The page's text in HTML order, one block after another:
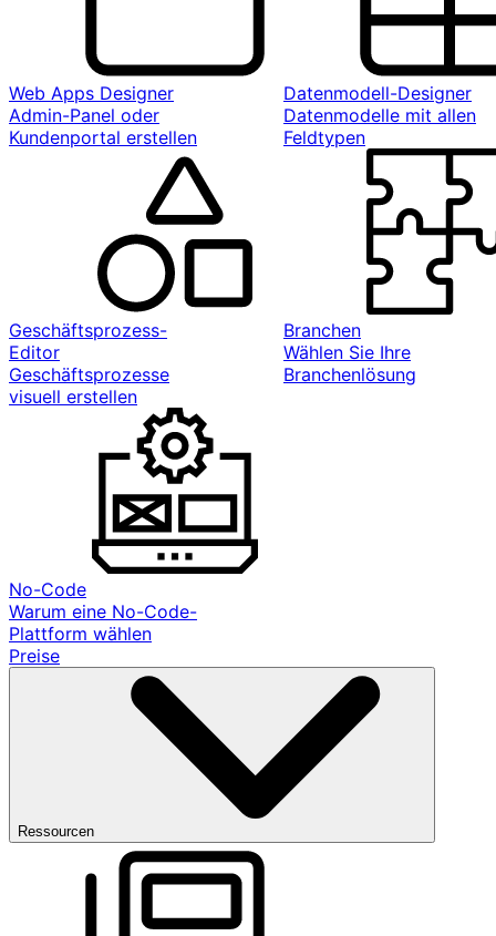
Web Apps Designer
Admin-Panel oder
Kundenportal erstellen
Datenmodell-Designer
Datenmodelle mit allen
Feldtypen
Geschäftsprozess-
Editor
Geschäftsprozesse
visuell erstellen
Branchen
Wählen Sie Ihre
Branchenlösung
No-Code
Warum eine No-Code-
Plattform wählen
Preise
Ressourcen